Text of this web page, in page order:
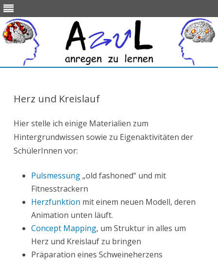
Herz und Kreislauf
Hier stelle ich einige Materialien zum
Hintergrundwissen sowie zu Eigenaktivitäten der
SchülerInnen vor:
Pulsmessung „old fashoned“ und mit
Fitnesstrackern
Herzfunktion mit einem neuen Modell, deren
Animation unten läuft.
Concept Mapping, um Struktur in alles um
Herz und Kreislauf zu bringen
Präparation eines Schweineherzens